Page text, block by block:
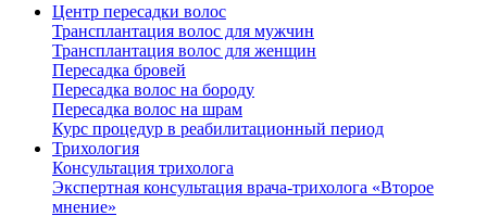
Центр пересадки волос
Трансплантация волос для мужчин
Трансплантация волос для женщин
Пересадка бровей
Пересадка волос на бороду
Пересадка волос на шрам
Курс процедур в реабилитационный период
Трихология
Консультация трихолога
Экспертная консультация врача-трихолога «Второе
мнение»